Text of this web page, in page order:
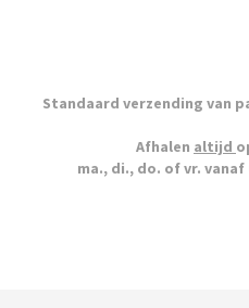
Standaard verzending van
Afhalen altijd
ma., di., do. of vr.